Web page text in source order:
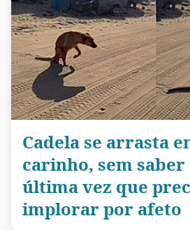
Cadela se arrasta
carinho, sem saber
última vez que
implorar por afeto